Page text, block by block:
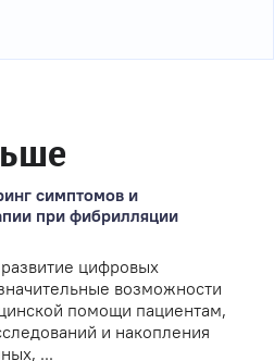
симптомов и
при фибрилляции
цифровых
возможности
помощи пациентам,
и накопления
...